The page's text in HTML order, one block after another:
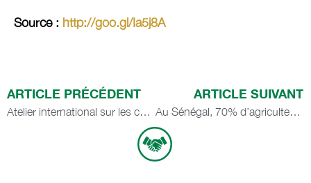
Source : http://goo.gl/Ia5j8A
ARTICLE PRÉCÉDENT
Atelier international sur les changements climatiques : extraits JT Ouest TV – février 2016
ARTICLE SUIVANT
Au Sénégal, 70% d’agriculteurs interrogés souscriraient à une assurance indicielle